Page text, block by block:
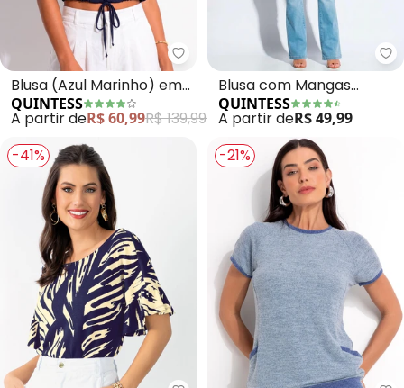
Quintess - Blusa (Azul Marinho)
Blusa (Azul Marinho) em
Viscose Plana
QUINTESS
A partir deR$ 60,99R$ 139,99
Blusa com Mangas
Curtas (Oceano Azul)
QUINTESS
A partir deR$ 49,99
-41% -21%